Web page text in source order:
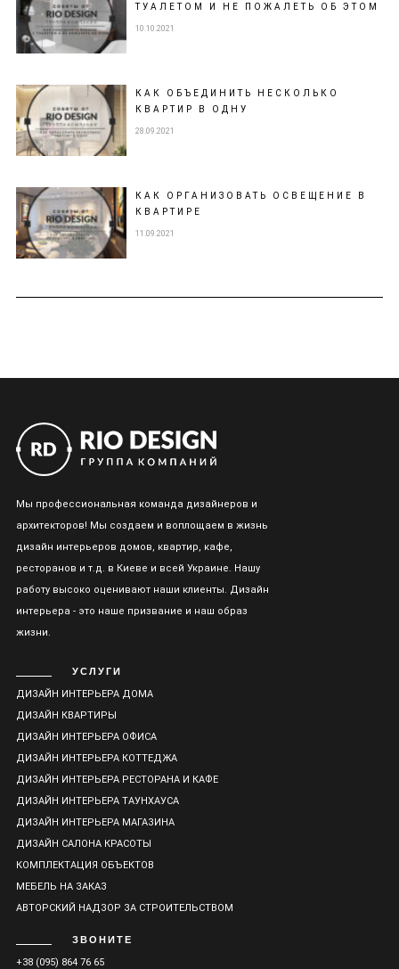
ТУАЛЕТОМ И НЕ ПОЖАЛЕТЬ ОБ ЭТОМ
10.10.2021
КАК ОБЪЕДИНИТЬ НЕСКОЛЬКО
КВАРТИР В ОДНУ
28.09.2021
КАК ОРГАНИЗОВАТЬ ОСВЕЩЕНИЕ В
КВАРТИРЕ
11.09.2021
Мы профессиональная команда дизайнеров и
архитекторов! Мы создаем и воплощаем в жизнь
дизайн интерьеров домов, квартир, кафе,
ресторанов и т.д. в Киеве и всей Украине. Нашу
работу высоко оценивают наши клиенты. Дизайн
интерьера - это наше призвание и наш образ
жизни.
УСЛУГИ
ДИЗАЙН ИНТЕРЬЕРА ДОМА
ДИЗАЙН КВАРТИРЫ
ДИЗАЙН ИНТЕРЬЕРА ОФИСА
ДИЗАЙН ИНТЕРЬЕРА КОТТЕДЖА
ДИЗАЙН ИНТЕРЬЕРА РЕСТОРАНА И КАФЕ
ДИЗАЙН ИНТЕРЬЕРА ТАУНХАУСА
ДИЗАЙН ИНТЕРЬЕРА МАГАЗИНА
ДИЗАЙН САЛОНА КРАСОТЫ
КОМПЛЕКТАЦИЯ ОБЪЕКТОВ
МЕБЕЛЬ НА ЗАКАЗ
АВТОРСКИЙ НАДЗОР ЗА СТРОИТЕЛЬСТВОМ
ЗВОНИТЕ
+38 (095) 864 76 65